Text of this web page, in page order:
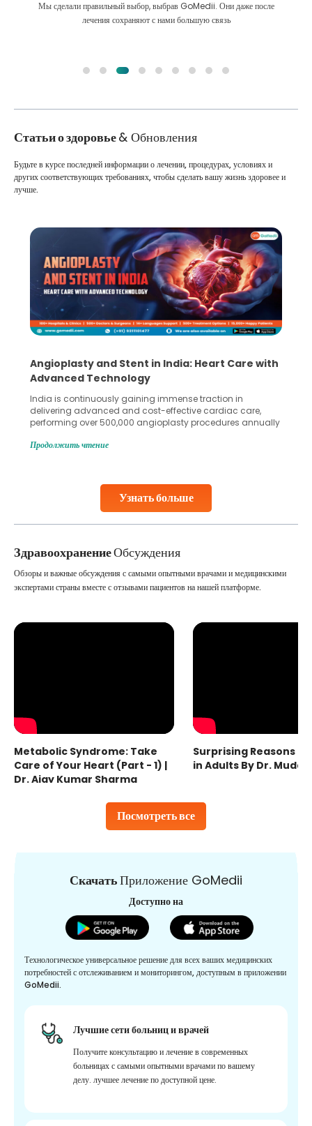
Мы сделали правильный выбор, выбрав GoMedii. Они даже после
лечения сохраняют с нами большую связь
Статьи о здоровье& Обновления
Узнать больше
Будьте в курсе последней информации о лечении, процедурах, условиях и
других соответствующих требованиях, чтобы сделать вашу жизнь здоровее и
лучше.
Angioplasty and Stent in India: Heart Care with
Advanced Technology
India is continuously gaining immense traction in
delivering advanced and cost-effective cardiac care,
performing over 500,000 angioplasty procedures annually
globe are searching for treatments like angioplasty and
Studies, such as one published
Продолжить чтение
ЗдравоохранениеОбсуждения
Посмотреть все
Обзоры и важные обсуждения с самыми опытными врачами и медицинскими
экспертами страны вместе с отзывами пациентов на нашей платформе.
Metabolic Syndrome: Take
Care of Your Heart (Part - 1) |
Dr. Ajay Kumar Sharma
Surprising Reasons
in Adults By Dr.
СкачатьПриложение GoMedii
Доступно на
Технологическое универсальное решение для всех ваших медицинских
потребностей с отслеживанием и мониторингом, доступным в приложении
GoMedii.
Лучшие сети больниц и врачей
Получите консультацию и лечение в современных
больницах с самыми опытными врачами по вашему
делу. лучшее лечение по доступной цене.